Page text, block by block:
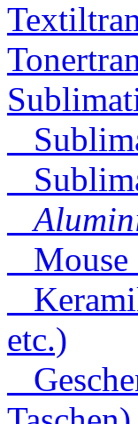
Mouse
etc.)